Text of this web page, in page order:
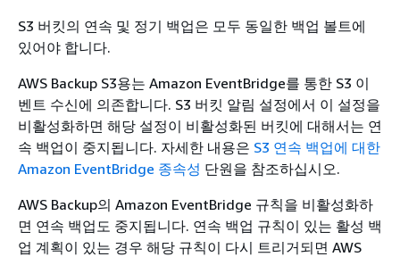
S3 버킷의 연속 및 정기 백업은 모두 동일한 백업 볼트에
있어야 합니다.
AWS Backup S3용는 Amazon EventBridge를 통한 S3 이
벤트 수신에 의존합니다. S3 버킷 알림 설정에서 이 설정을
비활성화하면 해당 설정이 비활성화된 버킷에 대해서는 연
속 백업이 중지됩니다. 자세한 내용은 S3 연속 백업에 대한
Amazon EventBridge 종속성 단원을 참조하십시오.
AWS Backup의 Amazon EventBridge 규칙을 비활성화하
면 연속 백업도 중지됩니다. 연속 백업 규칙이 있는 활성 백
업 계획이 있는 경우 해당 규칙이 다시 트리거되면 AWS